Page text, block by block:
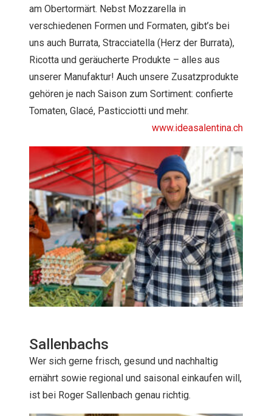
am Obertormärt. Nebst Mozzarella in
verschiedenen Formen und Formaten, gibt’s bei
uns auch Burrata, Stracciatella (Herz der Burrata),
Ricotta und geräucherte Produkte – alles aus
unserer Manufaktur! Auch unsere Zusatzprodukte
gehören je nach Saison zum Sortiment: confierte
Tomaten, Glacé, Pasticciotti und mehr.
www.ideasalentina.ch
Sallenbachs
Wer sich gerne frisch, gesund und nachhaltig
ernährt sowie regional und saisonal einkaufen will,
ist bei Roger Sallenbach genau richtig.